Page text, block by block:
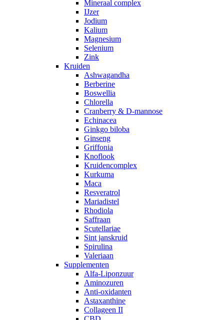
Mineraal complex
IJzer
Jodium
Kalium
Magnesium
Selenium
Zink
Kruiden
Ashwagandha
Berberine
Boswellia
Chlorella
Cranberry & D-mannose
Echinacea
Ginkgo biloba
Ginseng
Griffonia
Knoflook
Kruidencomplex
Kurkuma
Maca
Resveratrol
Mariadistel
Rhodiola
Saffraan
Scutellariae
Sint janskruid
Spirulina
Valeriaan
Supplementen
Alfa-Liponzuur
Aminozuren
Anti-oxidanten
Astaxanthine
Collageen II